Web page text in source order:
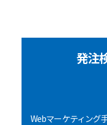
発注
Webマーケティング